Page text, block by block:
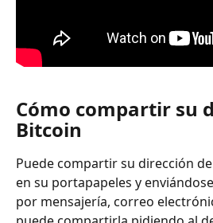
Cómo compartir su
Bitcoin
Puede compartir su dirección
en su portapapeles y
por mensajería, correo